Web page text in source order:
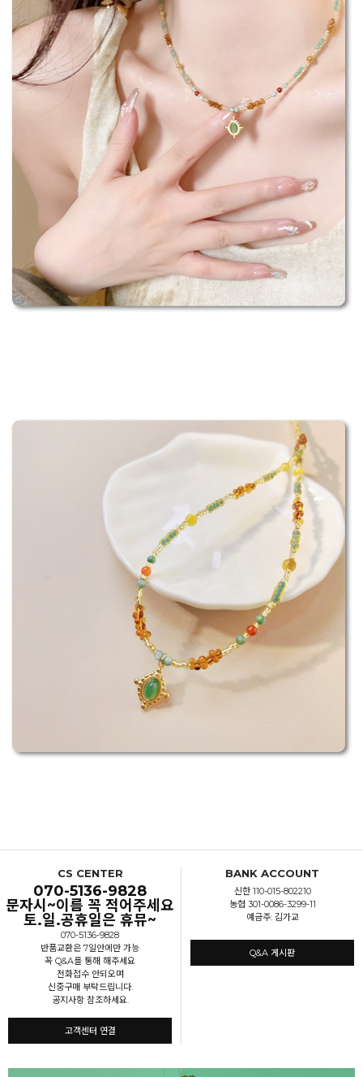
CS CENTER
070-5136-9828
문자시~이름 꼭 적어주세요
토.일.공휴일은 휴뮤~
070-5136-9828
반품교환은 7일안에만 가능
꼭 Q&A를 통해 해주세요
전화접수 안되오며
신중구매 부탁드립니다.
공지사항 참조하세요.
고객센터 연결
BANK ACCOUNT
신한 110-015-802210
농협 301-0086-3299-11
예금주: 김가교
Q&A 게시판